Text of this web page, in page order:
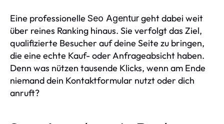
Eine professionelle Seo Agenturgeht dabei weit
über reines Ranking hinaus. Sie verfolgt das Ziel,
qualifizierte Besucher auf deine Seite zu bringen,
die eine echte Kauf- oder Anfrageabsicht haben.
Denn was nützen tausende Klicks, wenn am Ende
niemand dein Kontaktformular nutzt oder dich
anruft?